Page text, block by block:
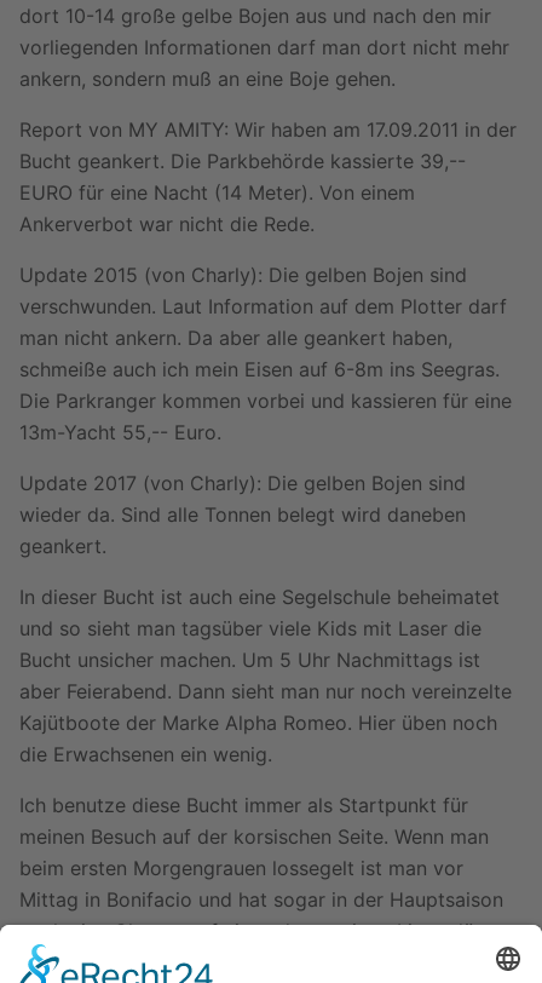
dort 10-14 große gelbe Bojen aus und nach den mir
vorliegenden Informationen darf man dort nicht mehr
ankern, sondern muß an eine Boje gehen.
Report von MY AMITY: Wir haben am 17.09.2011 in der
Bucht geankert. Die Parkbehörde kassierte 39,--
EURO für eine Nacht (14 Meter). Von einem
Ankerverbot war nicht die Rede.
Update 2015 (von Charly): Die gelben Bojen sind
verschwunden. Laut Information auf dem Plotter darf
man nicht ankern. Da aber alle geankert haben,
schmeiße auch ich mein Eisen auf 6-8m ins Seegras.
Die Parkranger kommen vorbei und kassieren für eine
13m-Yacht 55,-- Euro.
Update 2017 (von Charly): Die gelben Bojen sind
wieder da. Sind alle Tonnen belegt wird daneben
geankert.
In dieser Bucht ist auch eine Segelschule beheimatet
und so sieht man tagsüber viele Kids mit Laser die
Bucht unsicher machen. Um 5 Uhr Nachmittags ist
aber Feierabend. Dann sieht man nur noch vereinzelte
Kajütboote der Marke Alpha Romeo. Hier üben noch
die Erwachsenen ein wenig.
Ich benutze diese Bucht immer als Startpunkt für
meinen Besuch auf der korsischen Seite. Wenn man
beim ersten Morgengrauen lossegelt ist man vor
Mittag in Bonifacio und hat sogar in der Hauptsaison
noch eine Chance auf einen der wenigen Liegeplätze
an den Stegen.